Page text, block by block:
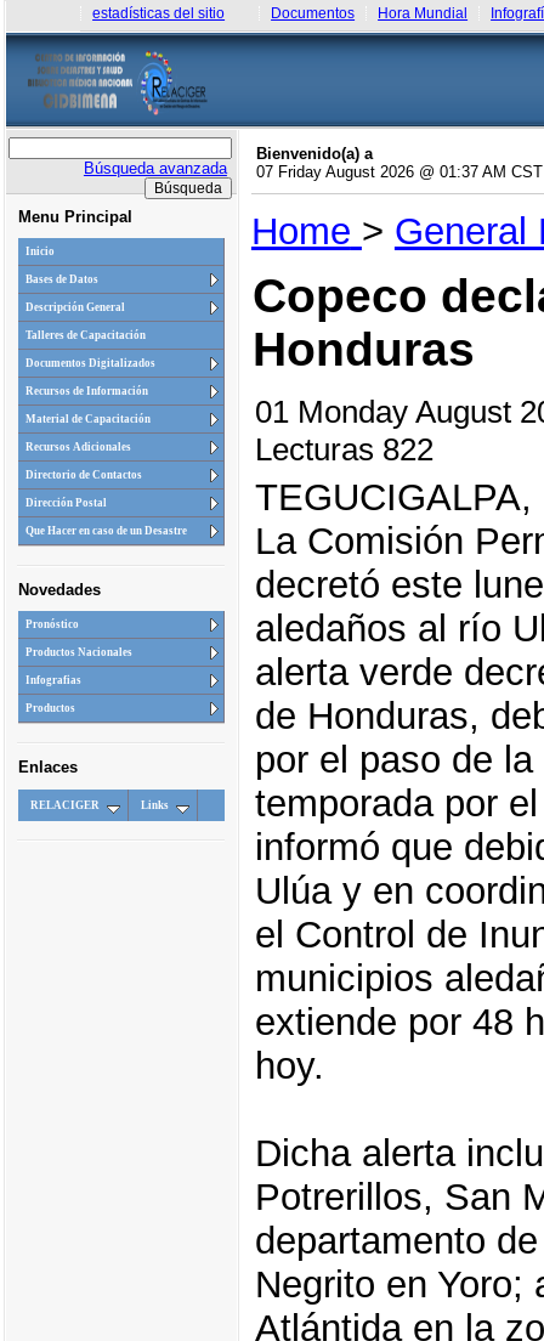
estadísticas del sitio Documentos Hora Mundial
Búsqueda avanzada
Menu Principal
Inicio
Bases de Datos
Descripción General
Talleres de Capacitación
Documentos Digitalizados
Recursos de Información
Material de Capacitación
Recursos Adicionales
Directorio de Contactos
Dirección Postal
Que Hacer en caso de un Desastre
Novedades
Pronóstico
Productos Nacionales
Infografias
Productos
Enlaces
RELACIGER Links
Bienvenido(a) a
07 Friday August 2026 @ 01:37 AM CST
Home > General
Copeco
Honduras
01 Monday August
Lecturas 822
La Comisión
decretó este
aledaños al río
alerta verde
de Honduras,
por el paso de
temporada por
informó que
Ulúa y en
el Control de
municipios
extiende por 48
hoy.
Dicha alerta
Potrerillos, San
departamento
Negrito en Yoro;
Atlántida en la